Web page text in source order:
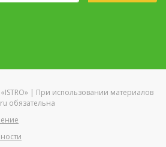
| При использовании материалов
обязательна